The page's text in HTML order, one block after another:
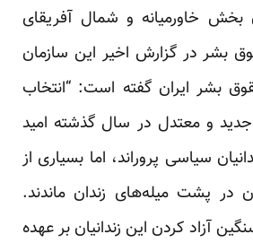
خاورمیانه و شمال آفریقای
بشر در گزارش اخیر این سازمان
بشر ایران گفته است: “انتخاب
و معتدل در سال گذشته امید
سیاسی پروراند، اما بسیاری از
در پشت میله‌های زندان ماندند.
آزاد کردن این زندانیان بر عهده